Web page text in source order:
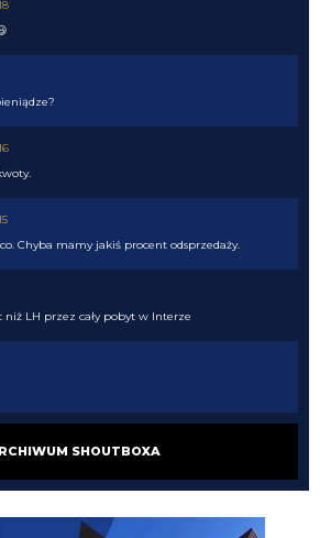
Chyba mamy jakiś procent odsprzedaży.
LH przez cały pobyt w Interze
wygląda na wahadle?
SHOUTBOXA